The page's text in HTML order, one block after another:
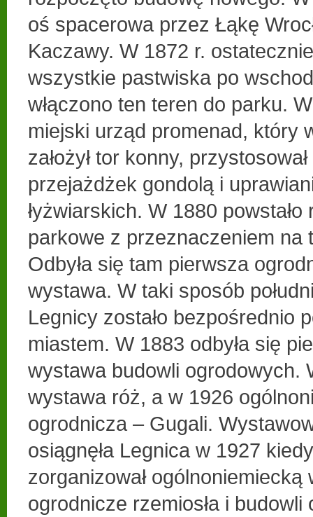
oś spacerowa przez Łąkę
Kaczawy. W 1872 r.
wszystkie pastwiska po
włączono ten teren do parku.
miejski urząd promenad, który
założył tor konny,
przejażdżek gondolą i
łyżwiarskich. W 1880 powstało
parkowe z przeznaczeniem na
Odbyła się tam pierwsza
wystawa. W taki sposób
Legnicy zostało bezpośrednio
miastem. W 1883 odbyła się
wystawa budowli ogrodowych.
wystawa róż, a w 1926
ogrodnicza – Gugali.
osiągnęła Legnica w 1927
zorganizował ogólnoniemiecką
ogrodnicze rzemiosła i budowli